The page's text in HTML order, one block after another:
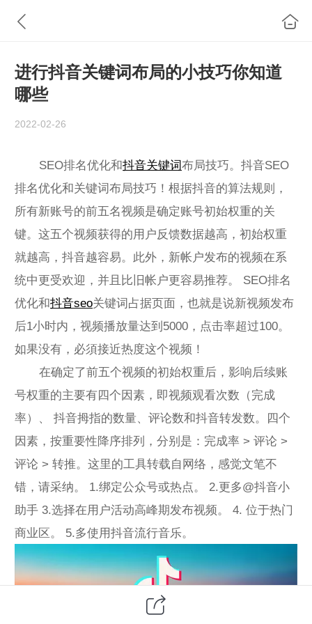
进行抖音关键词布局的小技巧你知道
哪些
2022-02-26
SEO排名优化和抖音关键词布局技巧。抖音SEO
排名优化和关键词布局技巧！根据抖音的算法规则，
所有新账号的前五名视频是确定账号初始权重的关
键。这五个视频获得的用户反馈数据越高，初始权重
就越高，抖音越容易。此外，新帐户发布的视频在系
统中更受欢迎，并且比旧帐户更容易推荐。 SEO排名
优化和抖音seo关键词占据页面，也就是说新视频发布
后1小时内，视频播放量达到5000，点击率超过100。
如果没有，必須接近热度这个视频！
在确定了前五个视频的初始权重后，影响后续账
号权重的主要有四个因素，即视频观看次数（完成
率）、 抖音拇指的数量、评论数和抖音转发数。四个
因素，按重要性降序排列，分别是：完成率 > 评论 >
评论 > 转推。这里的工具转载自网络，感觉文笔不
错，请采纳。 1.绑定公众号或热点。 2.更多@抖音小
助手 3.选择在用户活动高峰期发布视频。 4. 位于热门
商业区。 5.多使用抖音流行音乐。